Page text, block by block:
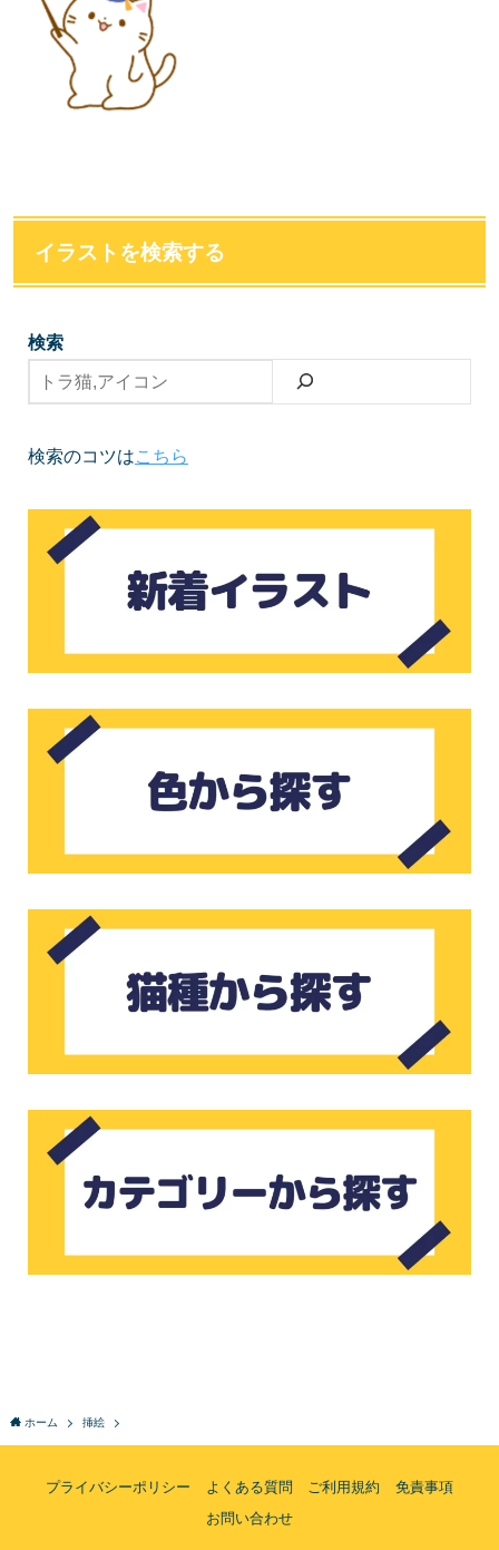
イラストを検索する
検索
検索のコツはこちら
ホーム 挿絵
プライバシーポリシー よくある質問 ご利用規約
免責事項
お問い合わせ